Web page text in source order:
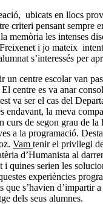
ubicats en llocs
criteri pensant
les intenses
i jo mateix
s’interessés per
centre escolar van
centre es va anar
va ser el cas del
la meva
curs de segon grau de
a la programació.
Vam tenir el privilegi
d’Humanista al
quines serien les
experiències
s’havien
dels seus alumnes.